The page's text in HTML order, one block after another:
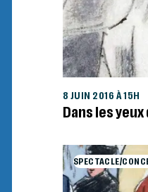
8 JUIN 2016 À 15H
Dans les
SPECTACLE/